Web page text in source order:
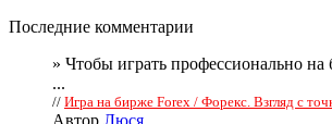
Последние комментарии
» Чтобы играть профессионально
...
// Игра на бирже Forex / Форекс. Взгляд с
Автор Люся